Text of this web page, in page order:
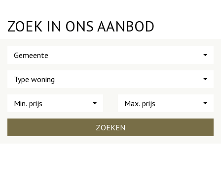
ZOEK IN ONS AANBOD
Gemeente
Type woning
Min. prijs Max. prijs
ZOEKEN